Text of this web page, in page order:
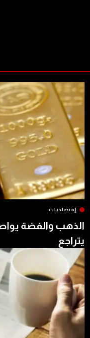
إقتصاديات
الذهب والفضة
يتراجع